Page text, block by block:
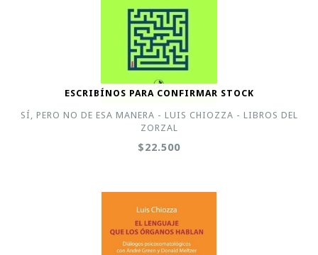
ESCRIBÍNOS PARA CONFIRMAR STOCK
SÍ, PERO NO DE ESA MANERA - LUIS CHIOZZA - LIBROS DEL
ZORZAL
$22.500